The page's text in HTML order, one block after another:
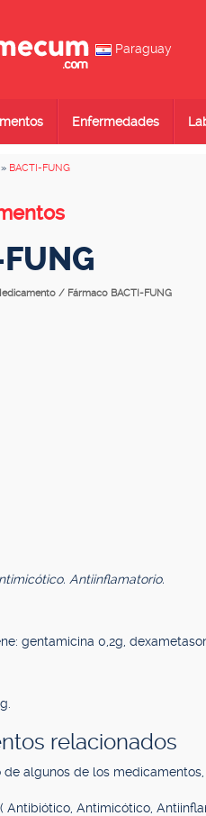
Paraguay
Enfermedades
» BACTI-FUNG
/ Fármaco BACTI-FUNG
Antiinflamatorio.
gentamicina 0,2g,
relacionados
de algunos de los
( Antibiótico, Antimicótico,